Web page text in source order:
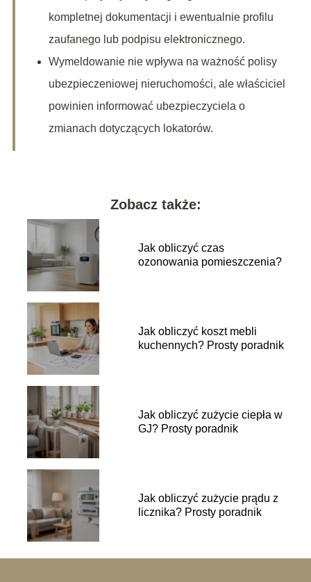
kompletnej dokumentacji i ewentualnie profilu
zaufanego lub podpisu elektronicznego.
Wymeldowanie nie wpływa na ważność polisy
ubezpieczeniowej nieruchomości, ale właściciel
powinien informować ubezpieczyciela o
zmianach dotyczących lokatorów.
Zobacz także:
Jak obliczyć czas
ozonowania pomieszczenia?
Jak obliczyć koszt mebli
kuchennych? Prosty poradnik
Jak obliczyć zużycie ciepła w
GJ? Prosty poradnik
Jak obliczyć zużycie prądu z
licznika? Prosty poradnik